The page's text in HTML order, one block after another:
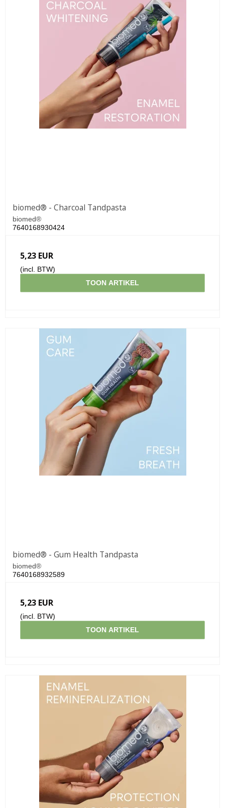
biomed® - Charcoal Tandpasta
biomed®
7640168930424
5,23 EUR
(incl. BTW)
TOON ARTIKEL
biomed® - Gum Health Tandpasta
biomed®
7640168932589
5,23 EUR
(incl. BTW)
TOON ARTIKEL